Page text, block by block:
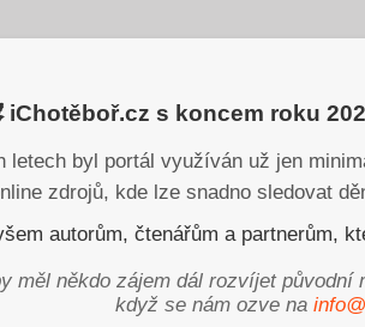
s koncem roku
letech byl portál využíván už jen
zdrojů, kde lze snadno sledovat
autorům, čtenářům a partnerům,
měl někdo zájem dál rozvíjet původní
když se nám ozve na